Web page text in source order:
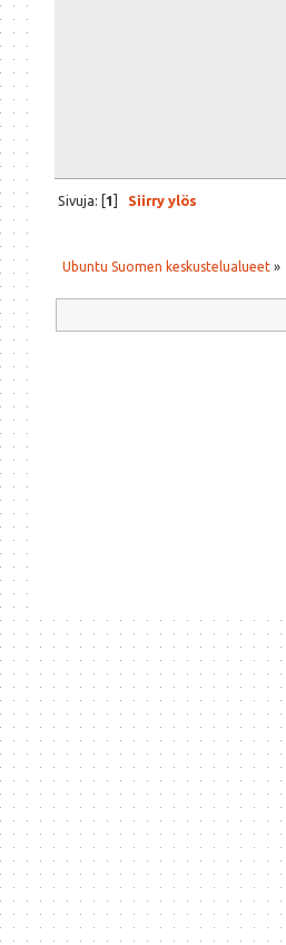
Sivuja: [1] Siirry ylös
Ubuntu Suomen keskustelualueet »